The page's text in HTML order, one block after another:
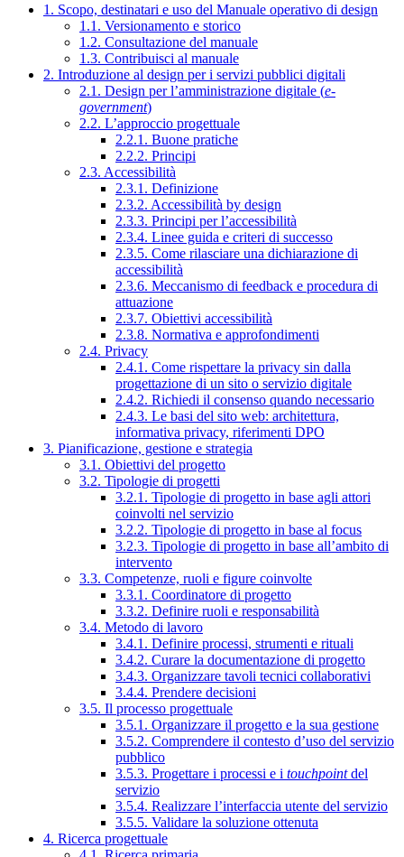
1. Scopo, destinatari e uso del Manuale operativo di design
1.1. Versionamento e storico
1.2. Consultazione del manuale
1.3. Contribuisci al manuale
2. Introduzione al design per i servizi pubblici digitali
2.1. Design per l’amministrazione digitale (e-
government)
2.2. L’approccio progettuale
2.2.1. Buone pratiche
2.2.2. Principi
2.3. Accessibilità
2.3.1. Definizione
2.3.2. Accessibilità by design
2.3.3. Principi per l’accessibilità
2.3.4. Linee guida e criteri di successo
2.3.5. Come rilasciare una dichiarazione di
accessibilità
2.3.6. Meccanismo di feedback e procedura di
attuazione
2.3.7. Obiettivi accessibilità
2.3.8. Normativa e approfondimenti
2.4. Privacy
2.4.1. Come rispettare la privacy sin dalla
progettazione di un sito o servizio digitale
2.4.2. Richiedi il consenso quando necessario
2.4.3. Le basi del sito web: architettura,
informativa privacy, riferimenti DPO
3. Pianificazione, gestione e strategia
3.1. Obiettivi del progetto
3.2. Tipologie di progetti
3.2.1. Tipologie di progetto in base agli attori
coinvolti nel servizio
3.2.2. Tipologie di progetto in base al focus
3.2.3. Tipologie di progetto in base all’ambito di
intervento
3.3. Competenze, ruoli e figure coinvolte
3.3.1. Coordinatore di progetto
3.3.2. Definire ruoli e responsabilità
3.4. Metodo di lavoro
3.4.1. Definire processi, strumenti e rituali
3.4.2. Curare la documentazione di progetto
3.4.3. Organizzare tavoli tecnici collaborativi
3.4.4. Prendere decisioni
3.5. Il processo progettuale
3.5.1. Organizzare il progetto e la sua gestione
3.5.2. Comprendere il contesto d’uso del servizio
pubblico
3.5.3. Progettare i processi e i touchpointdel
servizio
3.5.4. Realizzare l’interfaccia utente del servizio
3.5.5. Validare la soluzione ottenuta
4. Ricerca progettuale